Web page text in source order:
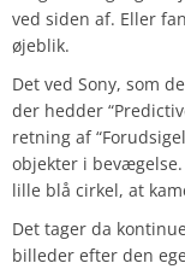
ved siden af. Eller
øjeblik.
Det ved Sony, som
der hedder
retning af
objekter i
lille blå cirkel, at
Det tager da
billeder efter den